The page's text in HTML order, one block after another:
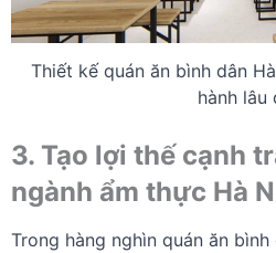
Thiết kế quán ăn bình dân
hành lâu
3. Tạo lợi thế cạnh
ngành ẩm thực Hà
Trong hàng nghìn quán ăn